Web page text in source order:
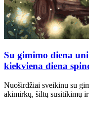
Su gimimo diena
kiekviena diena
Nuoširdžiai sveikinu su
akimirkų, šiltų susitikimų